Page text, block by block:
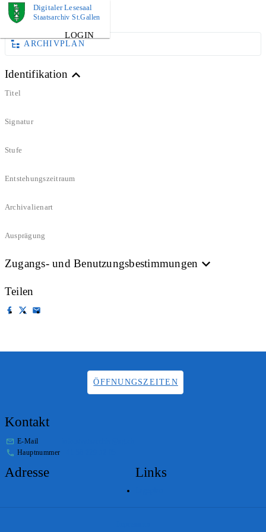
Digitaler Lesesaal
Staatsarchiv St.Gallen
LOGIN
DOKUMENT
ARCHIVPLAN
Identifikation
Titel
Signatur
Stufe
Entstehungszeitraum
Archivalienart
Ausprägung
Zugangs- und Benutzungsbestimmungen
Teilen
ÖFFNUNGSZEITEN
Kontakt
E-Mail
Hauptnummer
Adresse Links